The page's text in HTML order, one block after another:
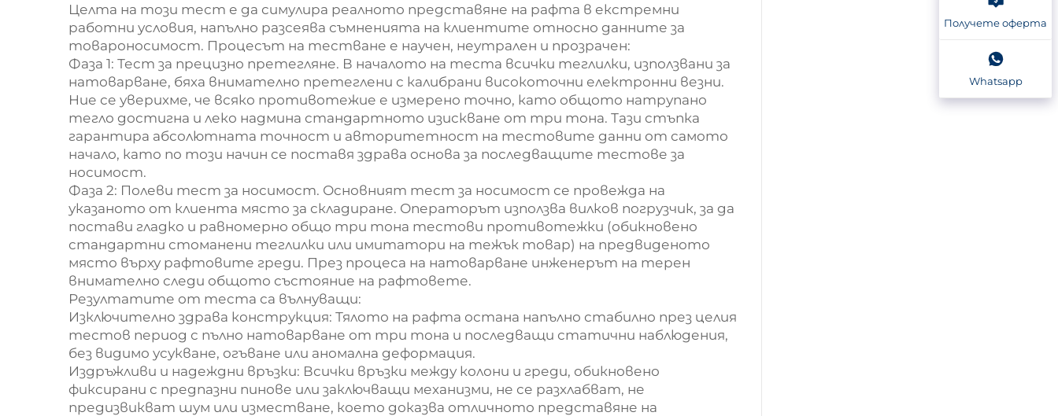
Целта на този тест е да симулира реалното представяне на рафта в екстремни
работни условия, напълно разсеява съмненията на клиентите относно данните за
товароносимост. Процесът на тестване е научен, неутрален и прозрачен:
Фаза 1: Тест за прецизно претегляне. В началото на теста всички теглилки, използвани за
натоварване, бяха внимателно претеглени с калибрани високоточни електронни везни.
Ние се уверихме, че всяко противотежие е измерено точно, като общото натрупано
тегло достигна и леко надмина стандартното изискване от три тона. Тази стъпка
гарантира абсолютната точност и авторитетност на тестовите данни от самото
начало, като по този начин се поставя здрава основа за последващите тестове за
носимост.
Фаза 2: Полеви тест за носимост. Основният тест за носимост се провежда на
указаното от клиента място за складиране. Операторът използва вилков погрузчик, за да
постави гладко и равномерно общо три тона тестови противотежки (обикновено
стандартни стоманени теглилки или имитатори на тежък товар) на предвиденото
място върху рафтовите греди. През процеса на натоварване инженерът на терен
внимателно следи общото състояние на рафтовете.
Резултатите от теста са вълнуващи:
Изключително здрава конструкция: Тялото на рафта остана напълно стабилно през целия
тестов период с пълно натоварване от три тона и последващи статични наблюдения,
без видимо усукване, огъване или аномална деформация.
Издръжливи и надеждни връзки: Всички връзки между колони и греди, обикновено
фиксирани с предпазни пинове или заключващи механизми, не се разхлабват, не
предизвикват шум или изместване, което доказва отличното представяне на
Получете оферта
Whatsapp